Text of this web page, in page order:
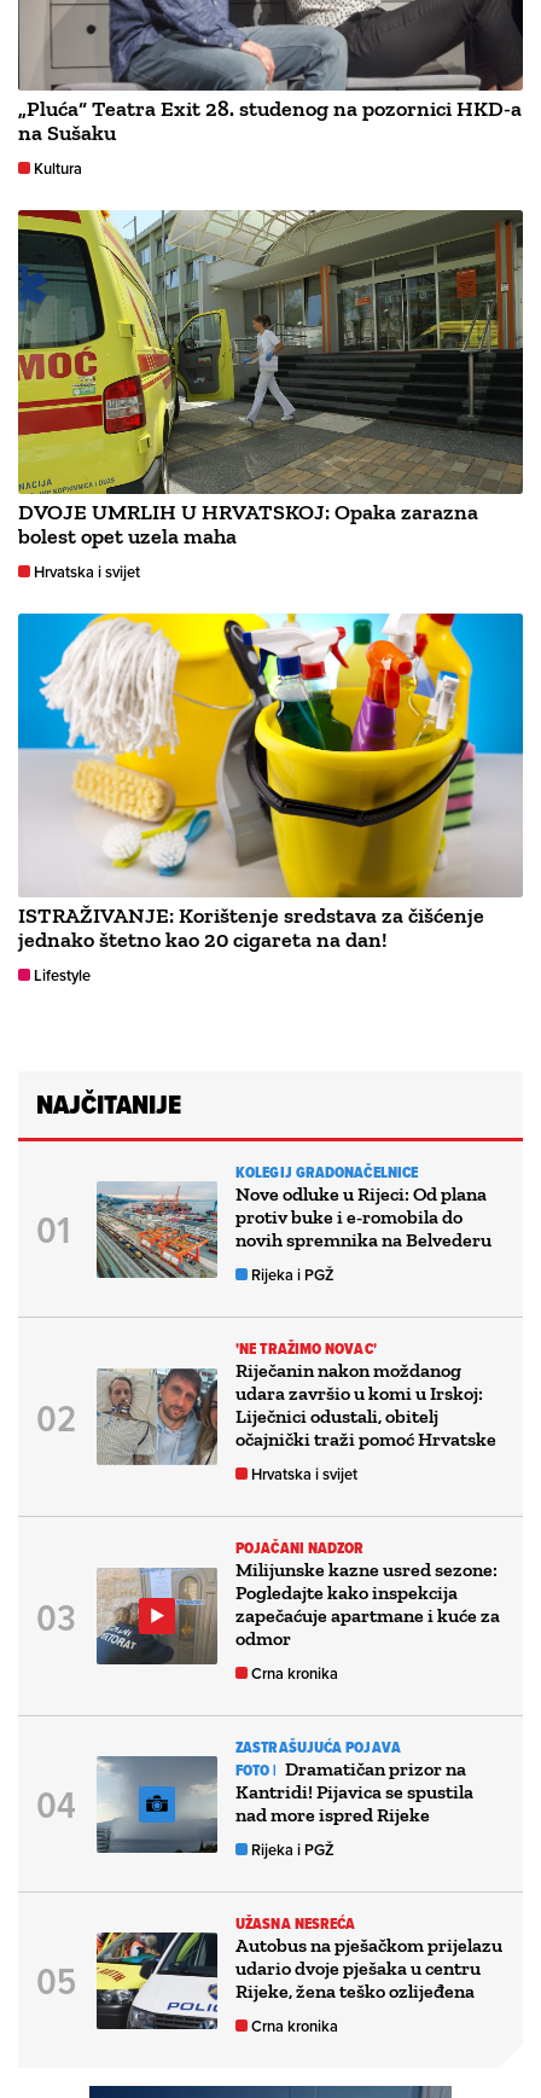
„Pluća“ Teatra Exit 28. studenog na pozornici HKD-a
na Sušaku
Kultura
DVOJE UMRLIH U HRVATSKOJ: Opaka zarazna
bolest opet uzela maha
Hrvatska i svijet
ISTRAŽIVANJE: Korištenje sredstava za čišćenje
jednako štetno kao 20 cigareta na dan!
Lifestyle
NAJČITANIJE
KOLEGIJ GRADONAČELNICE
Nove odluke u Rijeci: Od plana
protiv buke i e-romobila do
novih spremnika na Belvederu
Rijeka i PGŽ
'NE TRAŽIMO NOVAC'
Riječanin nakon moždanog
udara završio u komi u Irskoj:
Liječnici odustali, obitelj
očajnički traži pomoć Hrvatske
Hrvatska i svijet
POJAČANI NADZOR
Milijunske kazne usred sezone:
Pogledajte kako inspekcija
zapečaćuje apartmane i kuće za
odmor
Crna kronika
ZASTRAŠUJUĆA POJAVA
FOTO | Dramatičan prizor na
Kantridi! Pijavica se spustila
nad more ispred Rijeke
Rijeka i PGŽ
UŽASNA NESREĆA
Autobus na pješačkom prijelazu
udario dvoje pješaka u centru
Rijeke, žena teško ozlijeđena
Crna kronika